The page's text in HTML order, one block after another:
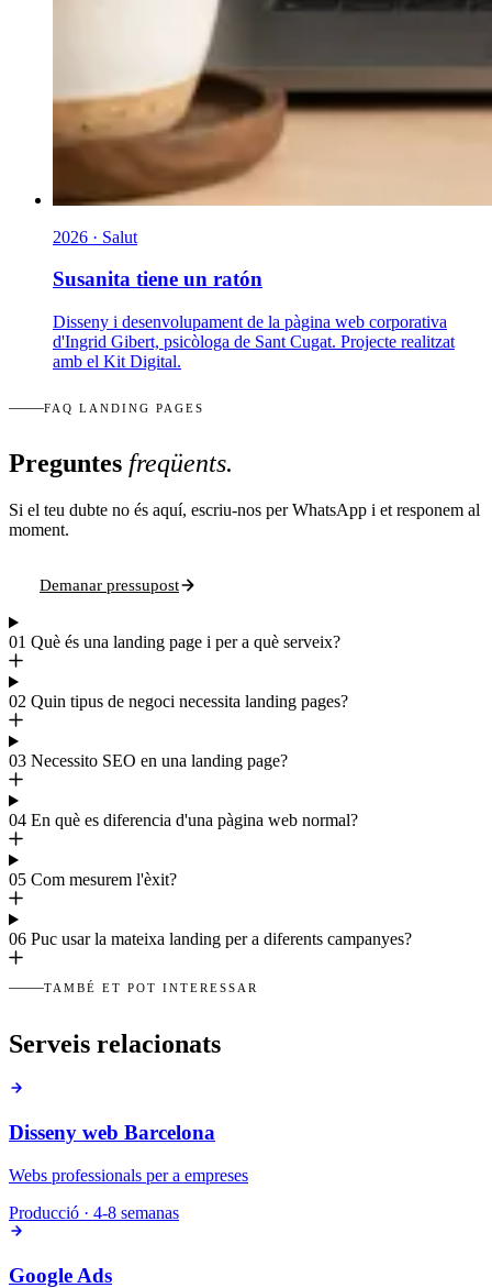
2026 · Salut
Susanita tiene un ratón
Disseny i desenvolupament de la pàgina web corporativa
d'Ingrid Gibert, psicòloga de Sant Cugat. Projecte realitzat
amb el Kit Digital.
FAQ LANDING PAGES
Preguntes freqüents.
Si el teu dubte no és aquí, escriu-nos per WhatsApp i et responem al
moment.
Demanar pressupost
01 Què és una landing page i per a què serveix?
02 Quin tipus de negoci necessita landing pages?
03 Necessito SEO en una landing page?
04 En què es diferencia d'una pàgina web normal?
05 Com mesurem l'èxit?
06 Puc usar la mateixa landing per a diferents campanyes?
TAMBÉ ET POT INTERESSAR
Serveis relacionats
Disseny web Barcelona
Webs professionals per a empreses
Producció · 4-8 semanas
Google Ads